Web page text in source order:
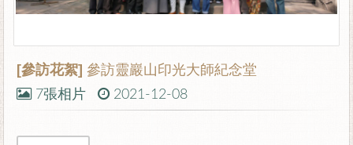
[參訪花絮] 參訪靈巖山印光大師紀念堂
7張相片 2021-12-08